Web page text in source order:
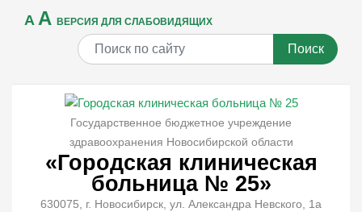
A A ВЕРСИЯ ДЛЯ СЛАБОВИДЯЩИХ
Поиск
Государственное бюджетное учреждение
здравоохранения Новосибирской области
«Городская клиническая
больница № 25»
630075, г. Новосибирск, ул. Александра Невского, 1а